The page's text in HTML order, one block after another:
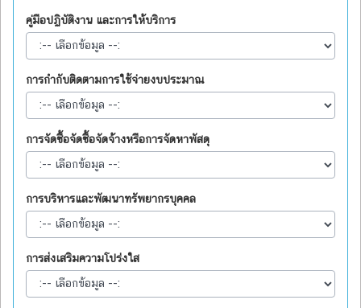
คู่มือปฏิบัติงาน และการให้บริการ
การกำกับติดตามการใช้จ่ายงบประมาณ
การจัดซื้อจัดซื้อจัดจ้างหรือการจัดหาพัสดุ
การบริหารและพัฒนาทรัพยากรบุคคล
การส่งเสริมความโปร่งใส